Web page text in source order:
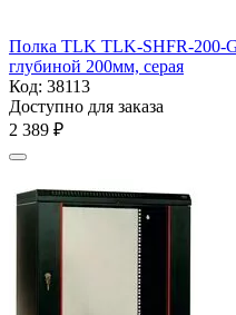
Полка TLK TLK-SHFR-200-
глубиной 200мм, серая
Код: 38113
Доступно для заказа
2 389 ₽